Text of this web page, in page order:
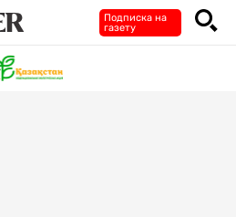
Подписка на
газету